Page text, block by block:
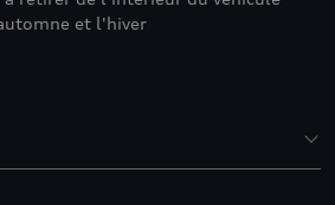
et l'hiver